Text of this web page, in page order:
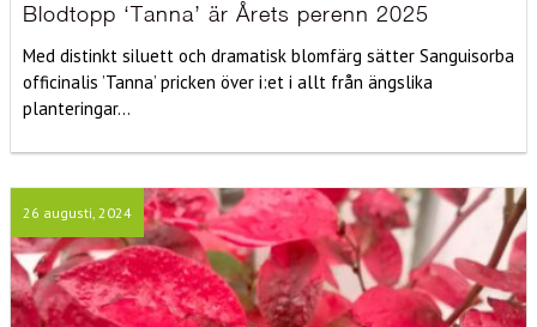
Blodtopp ‘Tanna’ är Årets perenn 2025
Med distinkt siluett och dramatisk blomfärg sätter Sanguisorba
officinalis ’Tanna’ pricken över i:et i allt från ängslika
planteringar...
26 augusti, 2024